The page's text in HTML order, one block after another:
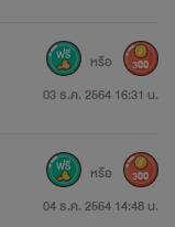
03 ธ.ค. 2564 16:31 น.
หรือ 300
04 ธ.ค. 2564 14:48 น.
หรือ 300